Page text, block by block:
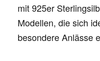
mit925er
Modellen, die sich
besondere Anlässe